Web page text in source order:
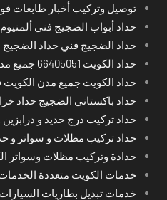
توصيل وتركيب أخبار طابعات
حداد أبواب الضجيج فني
حداد الضجيج فني حداد
حداد الكويت 66405051 جميع مدن الكويت
حداد الكويت جميع مدن
حداد باكستاني الضجيج حداد
حداد تركيب درج حديد و
حداد تركيب مظلات و سواتر و
حدادة وتركيب مظلات وسواتر
خدمات الكويت متعددة
خدمات تبديل بطاريات